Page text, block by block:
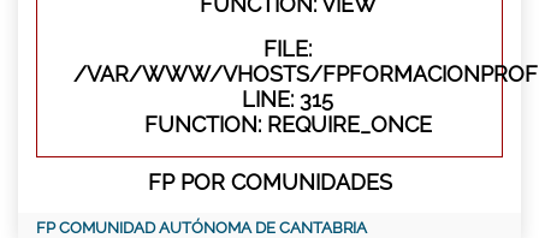
FILE:
/VAR/WWW/VHOSTS/
LINE: 315
FUNCTION: REQUIRE_ONCE
FP POR COMUNIDADES
FP COMUNIDAD AUTÓNOMA DE CANTABRIA